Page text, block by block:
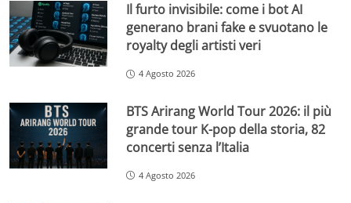
Il furto invisibile: come i bot AI
generano brani fake e svuotano le
royalty degli artisti veri
4 Agosto 2026
BTS Arirang World Tour 2026: il più
grande tour K-pop della storia, 82
concerti senza l’Italia
4 Agosto 2026